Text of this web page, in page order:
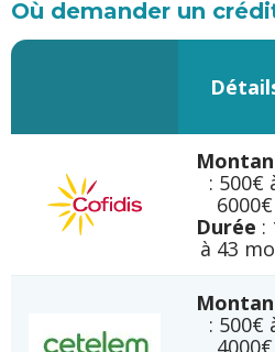
Où demander un
: 500€
6000€
Durée :
à 43
: 500€
4000€